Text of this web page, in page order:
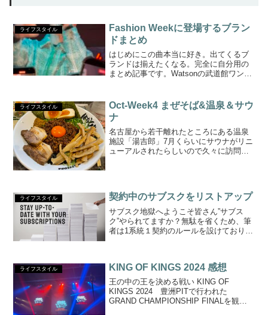
ライフスタイル
Fashion Weekに登場するブラン
ドまとめ
はじめにこの曲本当に好き。出てくるブ
ランドは揃えたくなる。完全に自分用の
まとめ記事です。Watsonの武道館ワンマ
23SATOSHI NA...
ライフスタイル
Oct-Week4 まぜそば&温泉＆サウ
ナ
名古屋から若干離れたところにある温泉
施設「湯吉郎」7月くらいにサウナがリニ
ューアルされたらしいので久々に訪問し
度か訪問経験ありですが...
ライフスタイル 契約中のサブスクをリストアップ
サブスク地獄へようこそ皆さん”サブス
ク”やられてますか？無駄を省くため、筆
者は1系統１契約のルールを設けておりま
ね…。携帯電話 - ...
ライフスタイル KING OF KINGS 2024 感想
王の中の王を決める戦い KING OF
KINGS 2024 豊洲PITで行われた
GRAND CHAMPIONSHIP FINALを観戦